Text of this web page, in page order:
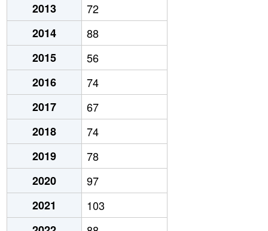
2013
72
2014
88
2015
56
2016
74
2017
67
2018
74
2019
78
2020
97
2021
103